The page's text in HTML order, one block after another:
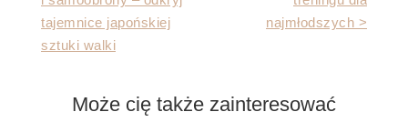
wpisu
tajemnice japońskiej
sztuki walki
najmłodszych >
Może cię także zainteresować